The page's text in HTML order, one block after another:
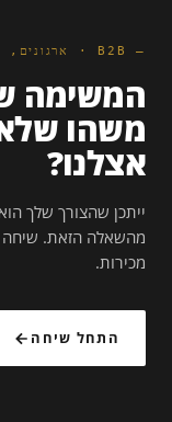
— B2B · ארגונים, יחידות, רשויות
המשימה
משהו
אצלנו?
ייתכן שהצורך שלך
מהשאלה הזאת.
מכירות.
התחל שיחה